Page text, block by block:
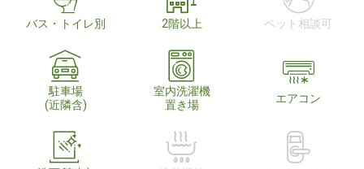
バス・トイレ別 2階以上 ペット相談可
駐車場
(近隣含)
室内洗濯機
置き場
エアコン